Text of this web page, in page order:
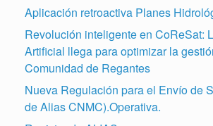
Aplicación retroactiva Planes
Revolución inteligente en CoReSat:
Artificial llega para optimizar la
Comunidad de Regantes
Nueva Regulación para el Envío de
de Alias CNMC).Operativa.